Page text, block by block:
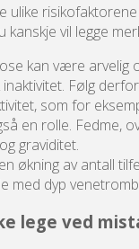
ulike
kanskje vil legge
kan være arvelig
inaktivitet. Følg derfor
som for
en rolle. Fedme,
graviditet.
økning av antall
med dyp
lege ved